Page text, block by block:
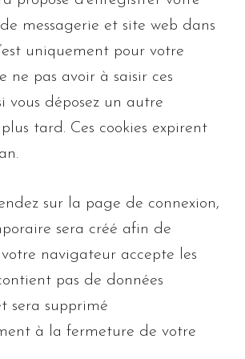
messagerie et site web dans
uniquement pour votre
ne pas avoir à saisir ces
vous déposez un autre
tard. Ces cookies expirent
sur la page de connexion,
sera créé afin de
navigateur accepte les
pas de données
sera supprimé
à la fermeture de votre